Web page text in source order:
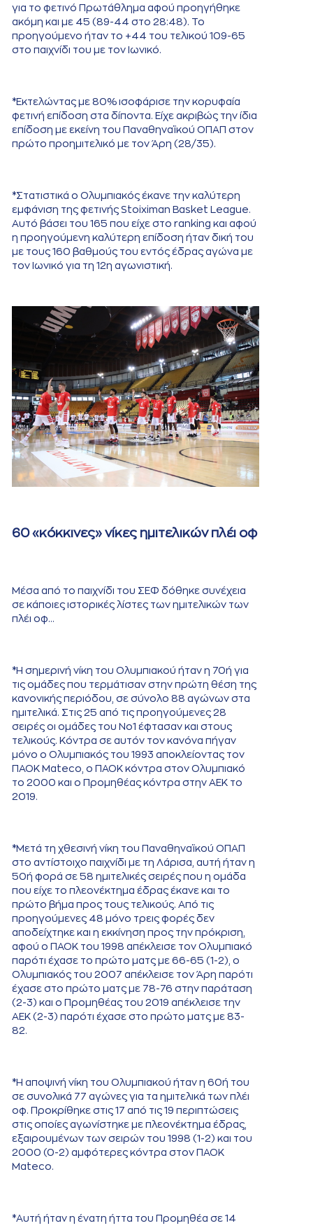
για το φετινό Πρωτάθλημα αφού προηγήθηκε
ακόμη και με 45 (89-44 στο 28:48). Το
προηγούμενο ήταν το +44 του τελικού 109-65
στο παιχνίδι του με τον Ιωνικό.
*Εκτελώντας με 80% ισοφάρισε την κορυφαία
φετινή επίδοση στα δίποντα. Είχε ακριβώς την ίδια
επίδοση με εκείνη του Παναθηναϊκού ΟΠΑΠ στον
πρώτο προημιτελικό με τον Άρη (28/35).
*Στατιστικά ο Ολυμπιακός έκανε την καλύτερη
εμφάνιση της φετινής Stoiximan Basket League.
Αυτό βάσει του 165 που είχε στο ranking και αφού
η προηγούμενη καλύτερη επίδοση ήταν δική του
με τους 160 βαθμούς του εντός έδρας αγώνα με
τον Ιωνικό για τη 12η αγωνιστική.
60 «κόκκινες» νίκες ημιτελικών πλέι οφ
Μέσα από το παιχνίδι του ΣΕΦ δόθηκε συνέχεια
σε κάποιες ιστορικές λίστες των ημιτελικών των
πλέι οφ…
*Η σημερινή νίκη του Ολυμπιακού ήταν η 70ή για
τις ομάδες που τερμάτισαν στην πρώτη θέση της
κανονικής περιόδου, σε σύνολο 88 αγώνων στα
ημιτελικά. Στις 25 από τις προηγούμενες 28
σειρές οι ομάδες του Νο1 έφτασαν και στους
τελικούς. Κόντρα σε αυτόν τον κανόνα πήγαν
μόνο ο Ολυμπιακός του 1993 αποκλείοντας τον
ΠΑΟΚ Mateco, ο ΠΑΟΚ κόντρα στον Ολυμπιακό
το 2000 και ο Προμηθέας κόντρα στην ΑΕΚ το
2019.
*Μετά τη χθεσινή νίκη του Παναθηναϊκού ΟΠΑΠ
στο αντίστοιχο παιχνίδι με τη Λάρισα, αυτή ήταν η
50ή φορά σε 58 ημιτελικές σειρές που η ομάδα
που είχε το πλεονέκτημα έδρας έκανε και το
πρώτο βήμα προς τους τελικούς. Από τις
προηγούμενες 48 μόνο τρεις φορές δεν
αποδείχτηκε και η εκκίνηση προς την πρόκριση,
αφού ο ΠΑΟΚ του 1998 απέκλεισε τον Ολυμπιακό
παρότι έχασε το πρώτο ματς με 66-65 (1-2), ο
Ολυμπιακός του 2007 απέκλεισε τον Άρη παρότι
έχασε στο πρώτο ματς με 78-76 στην παράταση
(2-3) και ο Προμηθέας του 2019 απέκλεισε την
ΑΕΚ (2-3) παρότι έχασε στο πρώτο ματς με 83-
82.
*Η αποψινή νίκη του Ολυμπιακού ήταν η 60ή του
σε συνολικά 77 αγώνες για τα ημιτελικά των πλέι
οφ. Προκρίθηκε στις 17 από τις 19 περιπτώσεις
στις οποίες αγωνίστηκε με πλεονέκτημα έδρας,
εξαιρουμένων των σειρών του 1998 (1-2) και του
2000 (0-2) αμφότερες κόντρα στον ΠΑΟΚ
Mateco.
*Αυτή ήταν η ένατη ήττα του Προμηθέα σε 14